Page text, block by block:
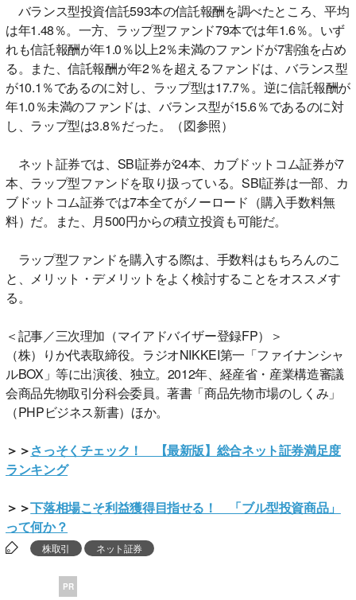
バランス型投資信託593本の信託報酬を調べたところ、平均
は年1.48％。一方、ラップ型ファンド79本では年1.6％。いず
れも信託報酬が年1.0％以上2％未満のファンドが7割強を占め
る。また、信託報酬が年2％を超えるファンドは、バランス型
が10.1％であるのに対し、ラップ型は17.7％。逆に信託報酬が
年1.0％未満のファンドは、バランス型が15.6％であるのに対
し、ラップ型は3.8％だった。（図参照）
ネット証券では、SBI証券が24本、カブドットコム証券が7
本、ラップ型ファンドを取り扱っている。SBI証券は一部、カ
ブドットコム証券では7本全てがノーロード（購入手数料無
料）だ。また、月500円からの積立投資も可能だ。
ラップ型ファンドを購入する際は、手数料はもちろんのこ
と、メリット・デメリットをよく検討することをオススメす
る。
＜記事／三次理加（マイアドバイザー登録FP）＞
（株）りか代表取締役。ラジオNIKKEI第一「ファイナンシャ
ルBOX」等に出演後、独立。2012年、経産省・産業構造審議
会商品先物取引分科会委員。著書「商品先物市場のしくみ」
（PHPビジネス新書）ほか。
＞＞さっそくチェック！ 【最新版】総合ネット証券満足度
ランキング
＞＞下落相場こそ利益獲得目指せる！ 「ブル型投資商品」
って何か？
株取引 ネット証券
PR